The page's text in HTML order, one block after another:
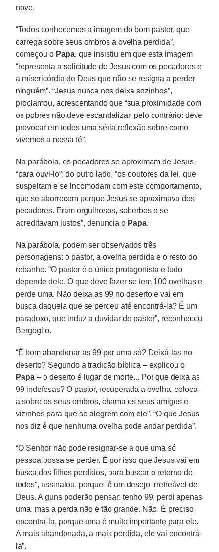
nove.
“Todos conhecemos a imagem do bom pastor, que
carrega sobre seus ombros a ovelha perdida”,
começou o Papa, que insistiu em que esta imagem
“representa a solicitude de Jesus com os pecadores e
a misericórdia de Deus que não se resigna a perder
ninguém”. “Jesus nunca nos deixa sozinhos”,
proclamou, acrescentando que “sua proximidade com
os pobres não deve escandalizar, pelo contrário: deve
provocar em todos uma séria reflexão sobre como
vivemos a nossa fé”.
Na parábola, os pecadores se aproximam de Jesus
“para ouvi-lo”; do outro lado, “os doutores da lei, que
suspeitam e se incomodam com este comportamento,
que se aborrecem porque Jesus se aproximava dos
pecadores. Eram orgulhosos, soberbos e se
acreditavam justos”, denuncia o Papa.
Na parábola, podem ser observados três
personagens: o pastor, a ovelha perdida e o resto do
rebanho. “O pastor é o único protagonista e tudo
depende dele. O que deve fazer se tem 100 ovelhas e
perde uma. Não deixa as 99 no deserto e vai em
busca daquela que se perdeu até encontrá-la? É um
paradoxo, que induz a duvidar do pastor”, reconheceu
Bergoglio.
“É bom abandonar as 99 por uma só? Deixá-las no
deserto? Segundo a tradição bíblica – explicou o
Papa – o deserto é lugar de morte... Por que deixa as
99 indefesas? O pastor, recuperada a ovelha, coloca-
a sobre os seus ombros, chama os seus amigos e
vizinhos para que se alegrem com ele”. “O que Jesus
nos diz é que nenhuma ovelha pode andar perdida”.
“O Senhor não pode resignar-se a que uma só
pessoa possa se perder. É por isso que Jesus vai em
busca dos filhos perdidos, para buscar o retorno de
todos”, assinalou, porque “é um desejo irrefreável de
Deus. Alguns poderão pensar: tenho 99, perdi apenas
uma, mas a perda não é tão grande. Não. É preciso
encontrá-la, porque uma é muito importante para ele.
A mais abandonada, a mais perdida, ele vai encontrá-
la”.